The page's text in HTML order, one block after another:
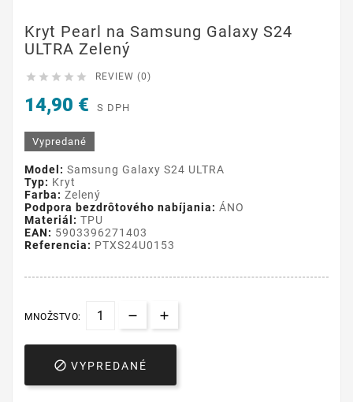
Kryt Pearl na Samsung Galaxy S24
ULTRA Zelený
     REVIEW (0)
14,90 € S DPH
Vypredané
Model: Samsung Galaxy S24 ULTRA
Typ: Kryt
Farba: Zelený
Podpora bezdrôtového nabíjania: ÁNO
Materiál: TPU
EAN: 5903396271403
Referencia: PTXS24U0153
MNOŽSTVO:
 VYPREDANÉ